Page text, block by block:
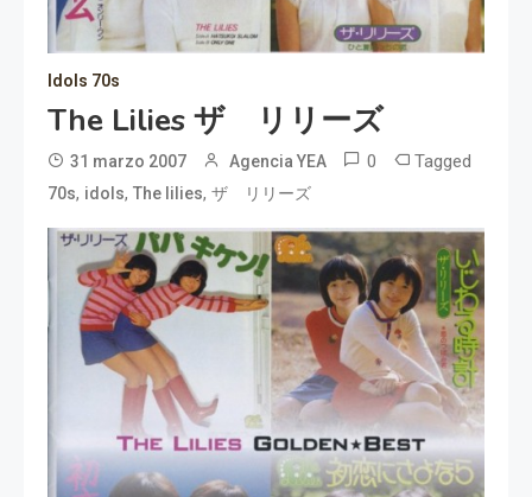
Idols 70s
The Lilies ザ リリーズ
31 marzo 2007 Agencia YEA 0 Tagged
70s, idols, The lilies, ザ リリーズ